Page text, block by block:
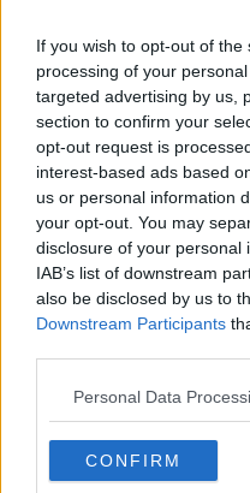
If you wish to opt-out of
processing of your
targeted advertising by us,
section to confirm your
opt-out request is
interest-based ads based
us or personal information
your opt-out. You may
disclosure of your personal
IAB’s list of downstream
also be disclosed by us to
Downstream Participants
Personal Data
CONFIRM
OFFICIEL Basketball